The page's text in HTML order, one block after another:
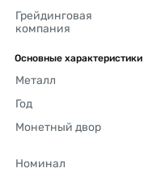
Грейдинговая
компания
Основные характеристики
Металл
Год
Монетный двор
Номинал